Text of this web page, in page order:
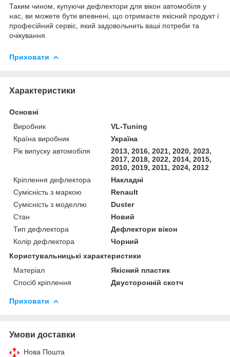
Таким чином, купуючи дефлектори для вікон автомобіля у
нас, ви можете бути впевнені, що отримаєте якісний продукт і
професійний сервіс, який задовольнить ваші потреби та
очікування.
Приховати
Характеристики
Основні
Виробник
VL-Tuning
Країна виробник
Україна
Рік випуску автомобіля
2013, 2016, 2021, 2020, 2023,
2017, 2018, 2022, 2014, 2015,
2010, 2019, 2011, 2024, 2012
Кріплення дефлектора
Накладні
Сумісність з маркою
Renault
Сумісність з моделлю
Duster
Стан
Новий
Тип дефлектора
Дефлектори вікон
Колір дефлектора
Чорний
Користувальницькі характеристики
Матеріал
Якісний пластик
Спосіб кріплення
Двусторонній скотч
Приховати
Умови доставки
Нова Пошта